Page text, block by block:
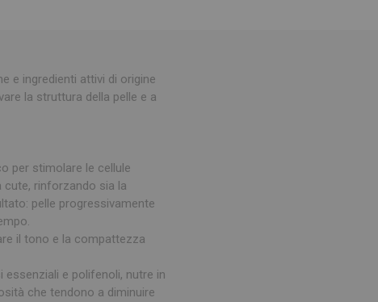
e ingredienti attivi di origine
la struttura della pelle e a
per stimolare le cellule
cute, rinforzando sia la
pelle progressivamente
il tono e la compattezza
essenziali e polifenoli, nutre in
che tendono a diminuire